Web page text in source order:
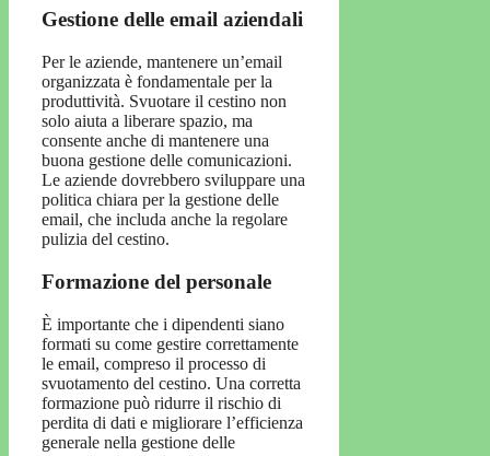
Gestione delle email aziendali
Per le aziende, mantenere un’email
organizzata è fondamentale per la
produttività. Svuotare il cestino non
solo aiuta a liberare spazio, ma
consente anche di mantenere una
buona gestione delle comunicazioni.
Le aziende dovrebbero sviluppare una
politica chiara per la gestione delle
email, che includa anche la regolare
pulizia del cestino.
Formazione del personale
È importante che i dipendenti siano
formati su come gestire correttamente
le email, compreso il processo di
svuotamento del cestino. Una corretta
formazione può ridurre il rischio di
perdita di dati e migliorare l’efficienza
generale nella gestione delle